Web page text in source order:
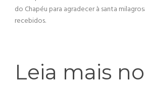
do Chapéu para agradecer à santa
recebidos.
Leia mais